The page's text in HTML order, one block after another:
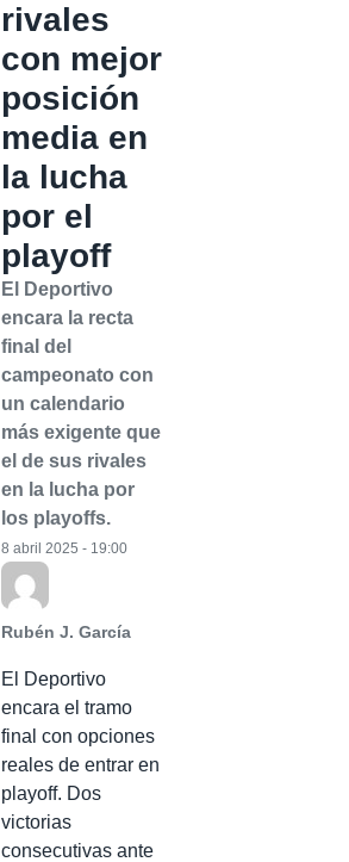
rivales
con mejor
posición
media en
la lucha
por el
playoff
El Deportivo
encara la recta
final del
campeonato con
un calendario
más exigente que
el de sus rivales
en la lucha por
los playoffs.
Rubén J. García
8 abril 2025 - 19:00
El Deportivo
encara el tramo
final con opciones
reales de entrar en
playoff. Dos
victorias
consecutivas ante